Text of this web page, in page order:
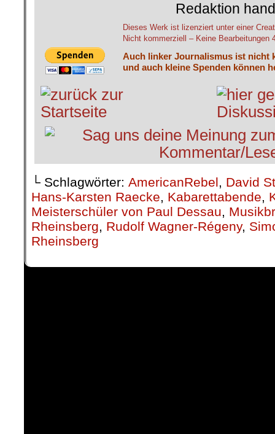
Redaktion
Dieses Werk ist lizenziert unter einer
Nicht kommerziell – Keine Bearbeitungen
Auch linker Journalismus ist nicht
und auch kleine Spenden können
└ Schlagwörter: AmericanRebel, David
Hans-Karsten Raecke, Kabarettabende,
Meisterschüler von Paul Dessau,
Rheinsberg, Rudolf Wagner-Régeny,
Rheinsberg